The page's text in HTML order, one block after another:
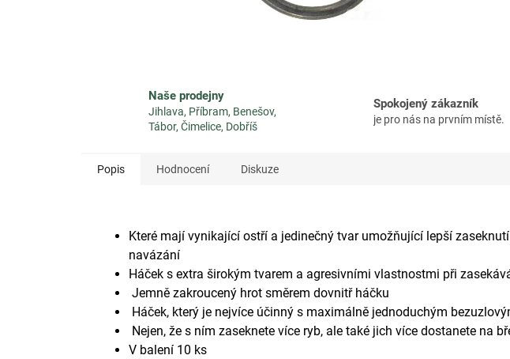
Naše prodejny
Jihlava, Příbram, Benešov,
Tábor, Čimelice, Dobříš
Spokojený zákazník
je pro nás na prvním místě.
Popis Hodnocení Diskuze
Které mají vynikající ostří a jedinečný tvar umožňující lepší
navázání
Háček s extra širokým tvarem a agresivními vlastnostmi při
Jemně zakroucený hrot směrem dovnitř háčku
Háček, který je nejvíce účinný s maximálně jednoduchým
Nejen, že s ním zaseknete více ryb, ale také jich více dostanete na
V balení 10 ks